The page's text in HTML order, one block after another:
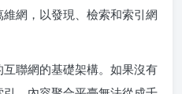
網，以發現、檢索和索引網
聯網的基礎架構。如果沒有